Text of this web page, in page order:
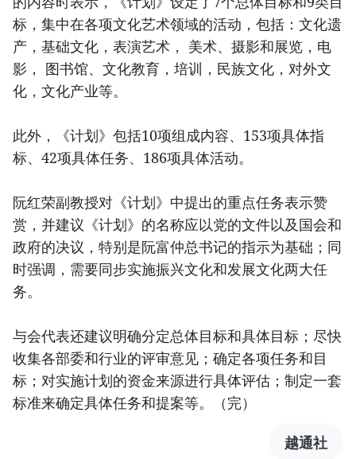
标，集中在各项文化艺术领域的活动，包括：文化遗
产，基础文化，表演艺术， 美术、摄影和展览，电
影， 图书馆、文化教育，培训，民族文化，对外文
化，文化产业等。
此外，《计划》包括10项组成内容、153项具体指
标、42项具体任务、186项具体活动。
阮红荣副教授对《计划》中提出的重点任务表示赞
赏，并建议《计划》的名称应以党的文件以及国会和
政府的决议，特别是阮富仲总书记的指示为基础；同
时强调，需要同步实施振兴文化和发展文化两大任
务。
与会代表还建议明确分定总体目标和具体目标；尽快
收集各部委和行业的评审意见；确定各项任务和目
标；对实施计划的资金来源进行具体评估；制定一套
标准来确定具体任务和提案等。（完）
越通社